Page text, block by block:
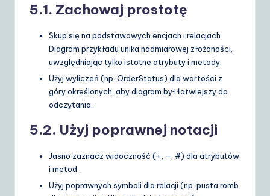
5.1. Zachowaj prostotę
Skup się na podstawowych encjach i relacjach.
Diagram przykładu unika nadmiarowej złożoności,
uwzględniając tylko istotne atrybuty i metody.
Użyj wyliczeń (np. OrderStatus) dla wartości z
góry określonych, aby diagram był łatwiejszy do
odczytania.
5.2. Użyj poprawnej notacji
Jasno zaznacz widoczność (+ – #) dla atrybutów
i metod.
Użyj poprawnych symboli dla relacji (np. pusta romb